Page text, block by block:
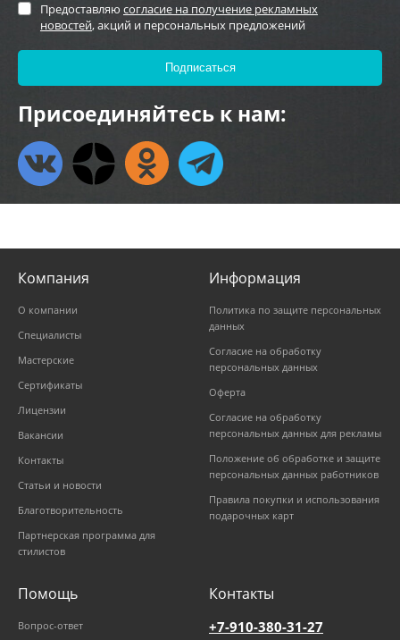
Предоставляю согласие на получение рекламных
новостей, акций и персональных предложений
Присоединяйтесь к нам:
Компания
О компании
Специалисты
Мастерские
Сертификаты
Лицензии
Вакансии
Контакты
Статьи и новости
Благотворительность
Партнерская программа для
стилистов
Информация
Политика по защите персональных
данных
Согласие на обработку
персональных данных
Оферта
Согласие на обработку
персональных данных для рекламы
Положение об обработке и защите
персональных данных работников
Правила покупки и использования
подарочных карт
Помощь
Вопрос-ответ
Контакты
+7-910-380-31-27